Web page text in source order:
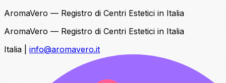
AromaVero — Registro di Centri Estetici in Italia
AromaVero — Registro di Centri Estetici in Italia
Italia
info@aromavero.it